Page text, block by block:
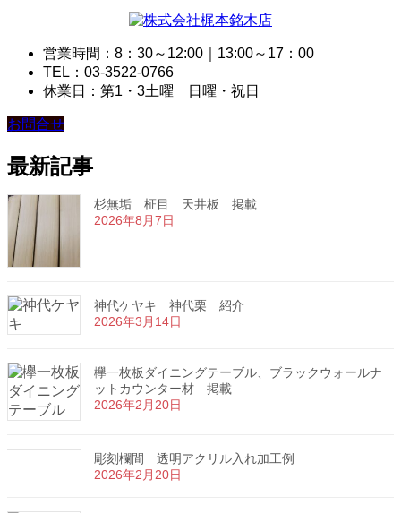
営業時間：8：30～12:00｜13:00～17：00
TEL：03-3522-0766
休業日：第1・3土曜 日曜・祝日
お問合せ
最新記事
杉無垢 柾目 天井板 掲載
2026年8月7日
神代ケヤキ 神代栗 紹介
2026年3月14日
欅一枚板ダイニングテーブル、ブラックウォールナ
ットカウンター材 掲載
2026年2月20日
彫刻欄間 透明アクリル入れ加工例
2026年2月20日